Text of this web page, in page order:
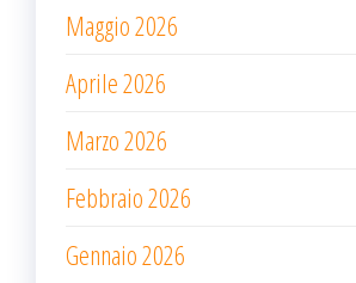
Maggio 2026
Aprile 2026
Marzo 2026
Febbraio 2026
Gennaio 2026